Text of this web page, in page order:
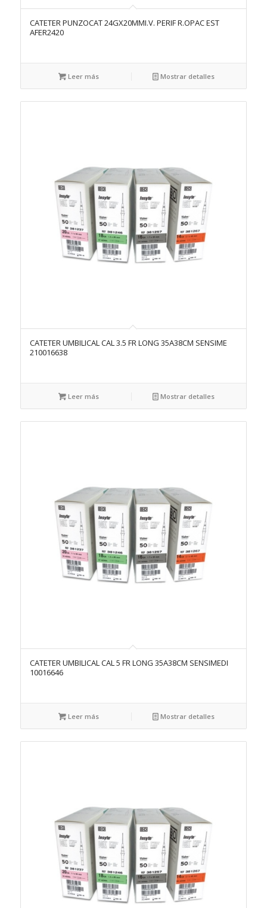
CATETER PUNZOCAT 24GX20MMI.V. PERIF R.OPAC EST
AFER2420
Leer más Mostrar detalles
CATETER UMBILICAL CAL 3.5 FR LONG 35A38CM SENSIME
210016638
Leer más Mostrar detalles
CATETER UMBILICAL CAL 5 FR LONG 35A38CM SENSIMEDI
10016646
Leer más Mostrar detalles